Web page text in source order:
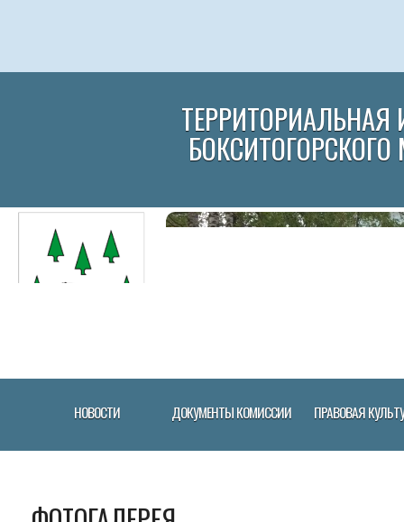
НОВОСТИ ДОКУМЕНТЫ КОМИССИИ ПРАВОВАЯ